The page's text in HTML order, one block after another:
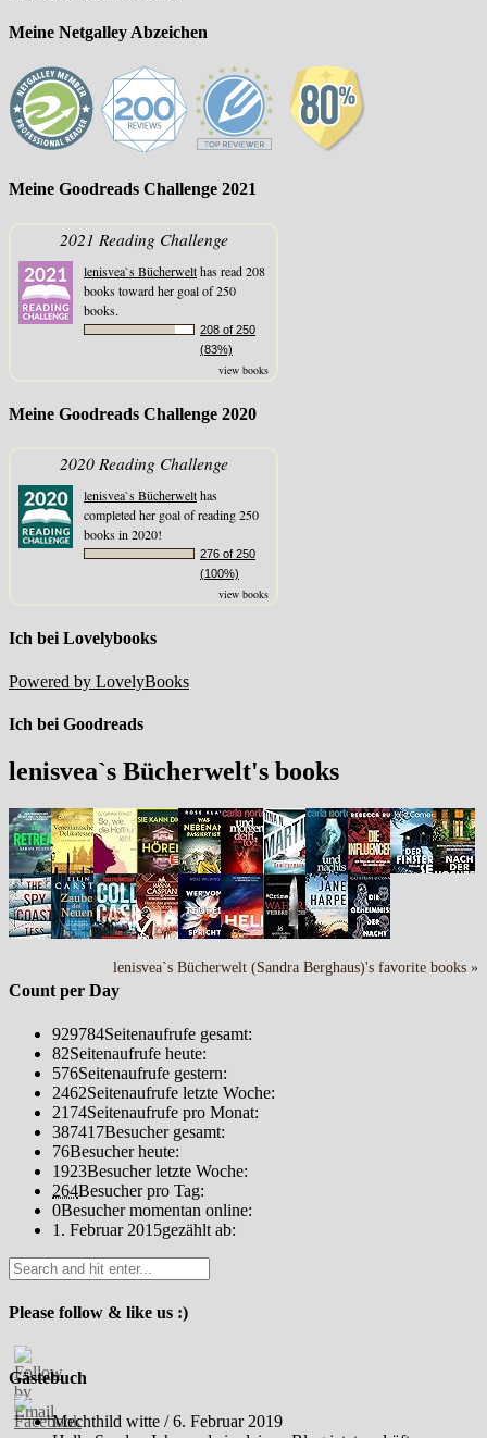
Meine Netgalley Abzeichen
Meine Goodreads Challenge 2021
2021 Reading Challenge
lenisvea`s Bücherwelthas read 208
books toward her goal of 250
books.
208 of 250
(83%)
view books
Meine Goodreads Challenge 2020
2020 Reading Challenge
lenisvea`s Bücherwelthas
completed her goal of reading 250
books in 2020!
276 of 250
(100%)
view books
Ich bei Lovelybooks
Powered by LovelyBooks
Ich bei Goodreads
lenisvea`s Bücherwelt's books
lenisvea`s Bücherwelt (Sandra Berghaus)'s favorite books »
Count per Day
929784Seitenaufrufe gesamt:
82Seitenaufrufe heute:
576Seitenaufrufe gestern:
2462Seitenaufrufe letzte Woche:
2174Seitenaufrufe pro Monat:
387417Besucher gesamt:
76Besucher heute:
1923Besucher letzte Woche:
264Besucher pro Tag:
0Besucher momentan online:
1. Februar 2015gezählt ab:
Please follow & like us :)
Gästebuch
Mechthild witte /6. Februar 2019